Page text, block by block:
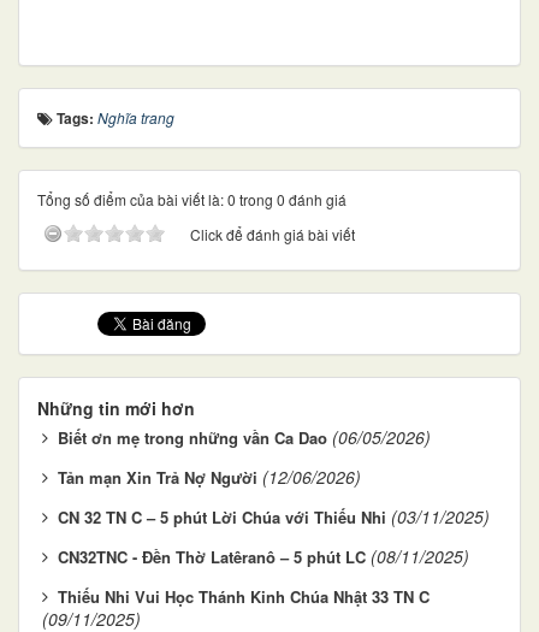
Tags: Nghĩa trang
Tổng số điểm của bài viết là: 0 trong 0 đánh giá
Click để đánh giá bài viết
Những tin mới hơn
Biết ơn mẹ trong những vần Ca Dao (06/05/2026)
Tản mạn Xin Trả Nợ Người (12/06/2026)
CN 32 TN C – 5 phút Lời Chúa với Thiếu Nhi (03/11/2025)
CN32TNC - Đền Thờ Latêranô – 5 phút LC (08/11/2025)
Thiếu Nhi Vui Học Thánh Kinh Chúa Nhật 33 TN C
(09/11/2025)